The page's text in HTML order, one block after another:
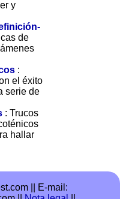
y
de
:
el éxito
serie de
: Trucos
hallar
||
E-mail: